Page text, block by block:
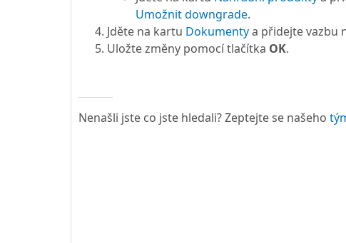
Umožnit downgrade.
Jděte na kartu Dokumentya přidejte vazbu
Uložte změny pomocí tlačítka OK.
Nenašli jste co jste hledali? Zeptejte se našeho